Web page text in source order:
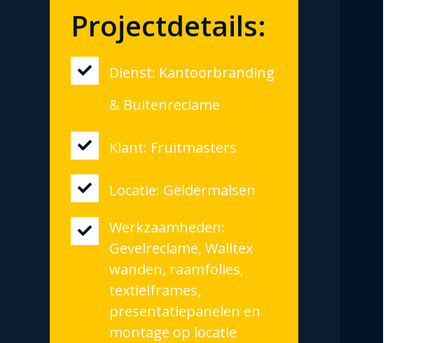
Projectdetails:

Dienst: Kantoorbranding
& Buitenreclame
 Klant: Fruitmasters
 Locatie: Geldermalsen

Werkzaamheden:
Gevelreclame, Walltex
wanden, raamfolies,
textielframes,
presentatiepanelen en
montage op locatie